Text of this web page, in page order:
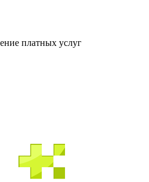
платных услуг